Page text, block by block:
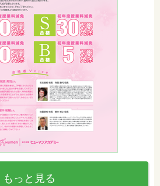
もっと見る